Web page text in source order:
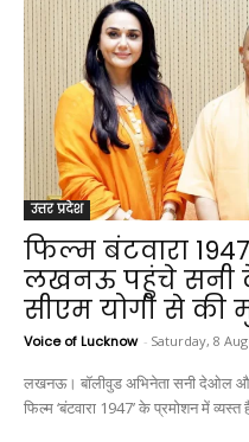
उत्तर प्रदेश
फिल्म बंटवारा
लखनऊ पहुंचे सनी
सीएम योगी से की
Voice of Lucknow - Saturday, 8
लखनऊ। बॉलीवुड अभिनेता सनी देओल और
फिल्म ‘बंटवारा 1947’ के प्रमोशन में